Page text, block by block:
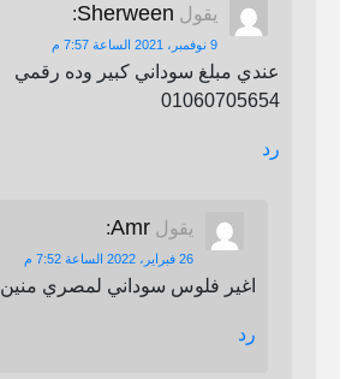
يقول Sherween
:
9 نوفمبر، 2021 الساعة 7:57 م
عندي مبلغ سوداني كبير وده رقمي
01060705654
رد
يقول Amr
:
26 فبراير، 2022 الساعة 7:52 م
اغير فلوس سوداني لمصري منين
رد